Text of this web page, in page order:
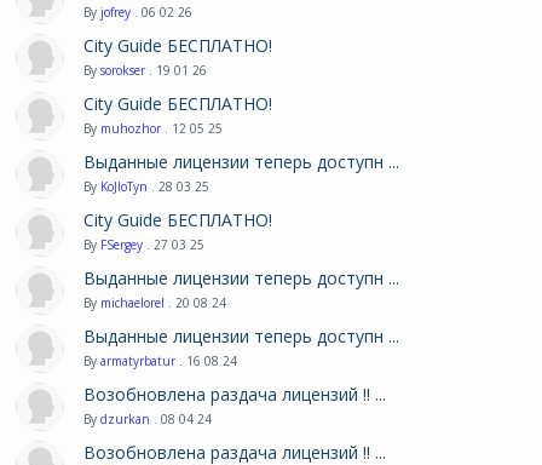
By jofrey . 06 02 26
City Guide БЕСПЛАТНО!
By sorokser . 19 01 26
City Guide БЕСПЛАТНО!
By muhozhor . 12 05 25
Выданные лицензии теперь доступн ...
By KoJIoTyn . 28 03 25
City Guide БЕСПЛАТНО!
By FSergey . 27 03 25
Выданные лицензии теперь доступн ...
By michaelorel . 20 08 24
Выданные лицензии теперь доступн ...
By armatyrbatur . 16 08 24
Возобновлена раздача лицензий !! ...
By dzurkan . 08 04 24
Возобновлена раздача лицензий !! ...